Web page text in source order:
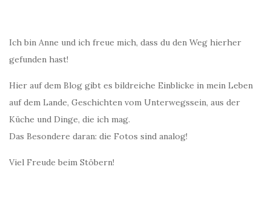
Ich bin Anne und ich freue mich, dass du den Weg hierher
gefunden hast!
Hier auf dem Blog gibt es bildreiche Einblicke in mein Leben
auf dem Lande, Geschichten vom Unterwegssein, aus der
Küche und Dinge, die ich mag.
Das Besondere daran: die Fotos sind analog!
Viel Freude beim Stöbern!